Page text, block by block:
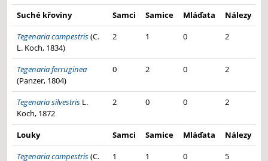
Suché křoviny Samci Samice Mláďata
Nálezy
Tegenaria campestris(C.
L. Koch, 1834)
2 1 0 2
Tegenaria ferruginea
(Panzer, 1804)
0 2 0 2
Tegenaria silvestris L.
Koch, 1872
2 0 0 2
Louky Samci Samice Mláďata
Nálezy
Tegenaria campestris(C. 1 1 0 5